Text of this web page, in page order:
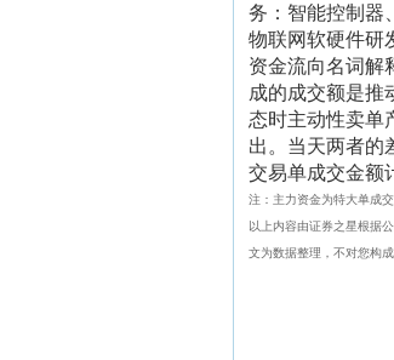
务：智能控制器
物联网软硬件研
资金流向名词解
成的成交额是推
态时主动性卖单
出。当天两者的
交易单成交金额
注：主力资金为特大单成
以上内容由证券之星根据
文为数据整理，不对您构